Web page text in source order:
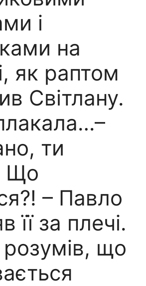
і
на
як раптом
Світлану.
ти
Що
– Павло
її за плечі.
розумів, що